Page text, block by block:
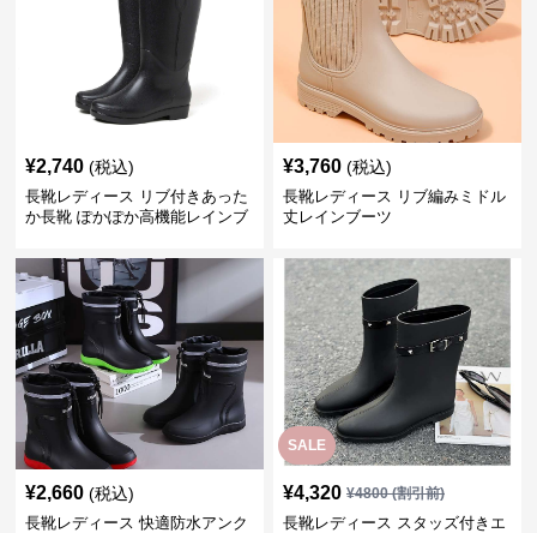
¥2,740 (税込)
長靴レディース リブ付きあった
か長靴 ぽかぽか高機能レインブ
¥3,760 (税込)
長靴レディース リブ編みミドル
丈レインブーツ
¥2,660 (税込)
長靴レディース 快適防水アンク
SALE
¥4,320 ¥4800(割引前)
長靴レディース スタッズ付きエ